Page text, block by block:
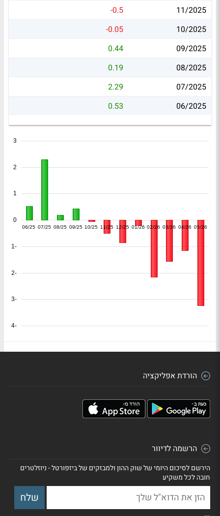
11/2025
-0.5
10/2025
-0.05
09/2025
0.44
08/2025
0.19
07/2025
2.29
06/2025
0.53
06/25 07/25 08/25 09/25 10/25 11/25 12/25 01/26 02/26 03/26 04/26 05/26
-4
-3
-2
-1
0
1
2
3
הורדת אפליקציה
הרשמה לדיוור
הירשם לסיכום היומי של שוק ההון ולמבזקים של ביזפורטל - ניוזלטרים
חובה לכל משקיע